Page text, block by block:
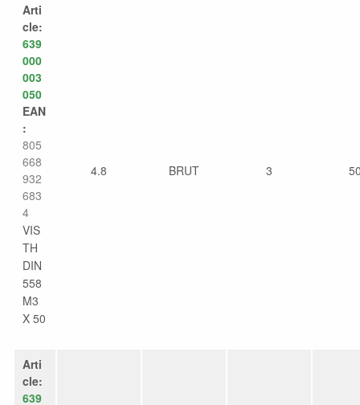
Arti
cle:
639
000
003
050
EAN
:
805
668
932
683
4
VIS
TH
DIN
558
M3
X 50
4.8 BRUT 3
Arti
cle:
639